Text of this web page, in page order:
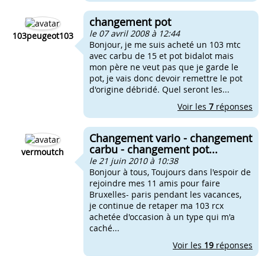
103peugeot103
changement pot
le 07 avril 2008 à 12:44
Bonjour, je me suis acheté un 103 mtc
avec carbu de 15 et pot bidalot mais
mon père ne veut pas que je garde le
pot, je vais donc devoir remettre le pot
d'origine débridé. Quel seront les...
Voir les 7 réponses
vermoutch
Changement vario - changement
carbu - changement pot...
le 21 juin 2010 à 10:38
Bonjour à tous, Toujours dans l'espoir de
rejoindre mes 11 amis pour faire
Bruxelles- paris pendant les vacances,
je continue de retaper ma 103 rcx
achetée d'occasion à un type qui m'a
caché...
Voir les 19 réponses